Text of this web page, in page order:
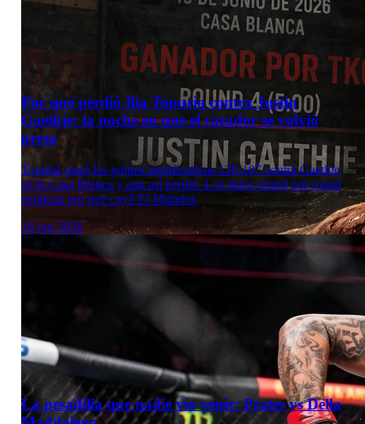
Por qué perdió Ilia Topuria contra Justin
Gaethje: la noche en que el cazador se volvió
presa
Topuria ganó los golpes significativos 126-107 contra Gaethje
en la Casa Blanca y aun así perdió. Los datos round por round
explican por qué cayó El Matador.
16 jun 2026
La pesadilla que nadie vio venir: Prates vs Della